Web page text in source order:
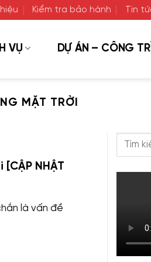
Kiểm tra bảo hành Tin
VỤ DỰ ÁN – CÔNG
MẶT TRỜI
NHẬT
là vấn đề